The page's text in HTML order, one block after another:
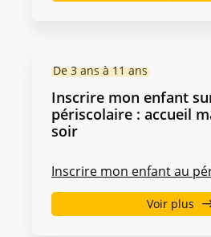
De 3 ans à 11 ans
Inscrire mon enfant
périscolaire : accueil
soir
Inscrire mon enfant au
Voir plus